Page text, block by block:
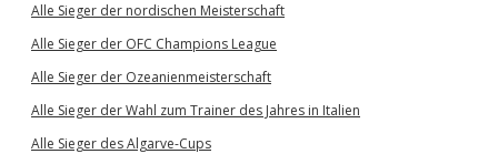
Alle Sieger der nordischen Meisterschaft
Alle Sieger der OFC Champions League
Alle Sieger der Ozeanienmeisterschaft
Alle Sieger der Wahl zum Trainer des Jahres in Italien
Alle Sieger des Algarve-Cups